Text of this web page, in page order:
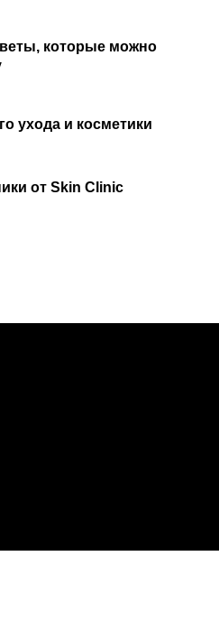
которые можно
ухода и косметики
от Skin Clinic